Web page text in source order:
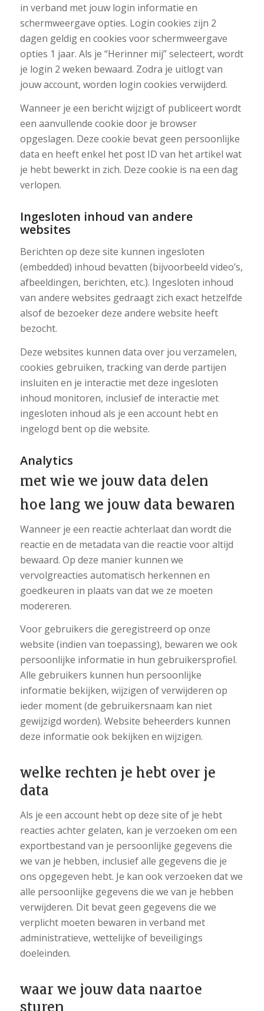
in verband met jouw login informatie en
schermweergave opties. Login cookies zijn 2
dagen geldig en cookies voor schermweergave
opties 1 jaar. Als je “Herinner mij” selecteert, wordt
je login 2 weken bewaard. Zodra je uitlogt van
jouw account, worden login cookies verwijderd.
Wanneer je een bericht wijzigt of publiceert wordt
een aanvullende cookie door je browser
opgeslagen. Deze cookie bevat geen persoonlijke
data en heeft enkel het post ID van het artikel wat
je hebt bewerkt in zich. Deze cookie is na een dag
verlopen.
Ingesloten inhoud van andere
websites
Berichten op deze site kunnen ingesloten
(embedded) inhoud bevatten (bijvoorbeeld video’s,
afbeeldingen, berichten, etc.). Ingesloten inhoud
van andere websites gedraagt zich exact hetzelfde
alsof de bezoeker deze andere website heeft
bezocht.
Deze websites kunnen data over jou verzamelen,
cookies gebruiken, tracking van derde partijen
insluiten en je interactie met deze ingesloten
inhoud monitoren, inclusief de interactie met
ingesloten inhoud als je een account hebt en
ingelogd bent op die website.
Analytics
met wie we jouw data delen
hoe lang we jouw data bewaren
Wanneer je een reactie achterlaat dan wordt die
reactie en de metadata van die reactie voor altijd
bewaard. Op deze manier kunnen we
vervolgreacties automatisch herkennen en
goedkeuren in plaats van dat we ze moeten
modereren.
Voor gebruikers die geregistreerd op onze
website (indien van toepassing), bewaren we ook
persoonlijke informatie in hun gebruikersprofiel.
Alle gebruikers kunnen hun persoonlijke
informatie bekijken, wijzigen of verwijderen op
ieder moment (de gebruikersnaam kan niet
gewijzigd worden). Website beheerders kunnen
deze informatie ook bekijken en wijzigen.
welke rechten je hebt over je
data
Als je een account hebt op deze site of je hebt
reacties achter gelaten, kan je verzoeken om een
exportbestand van je persoonlijke gegevens die
we van je hebben, inclusief alle gegevens die je
ons opgegeven hebt. Je kan ook verzoeken dat we
alle persoonlijke gegevens die we van je hebben
verwijderen. Dit bevat geen gegevens die we
verplicht moeten bewaren in verband met
administratieve, wettelijke of beveiligings
doeleinden.
waar we jouw data naartoe
sturen